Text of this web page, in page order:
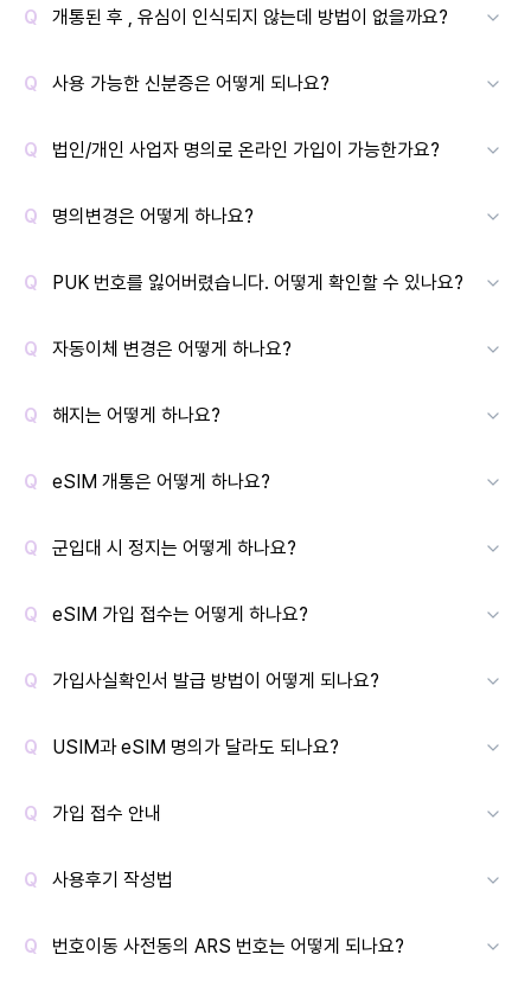
개통된 후 , 유심이 인식되지 않는데 방법이 없을까요?
사용 가능한 신분증은 어떻게 되나요?
법인/개인 사업자 명의로 온라인 가입이 가능한가요?
명의변경은 어떻게 하나요?
PUK 번호를 잃어버렸습니다. 어떻게 확인할 수 있나요?
자동이체 변경은 어떻게 하나요?
해지는 어떻게 하나요?
eSIM 개통은 어떻게 하나요?
군입대 시 정지는 어떻게 하나요?
eSIM 가입 접수는 어떻게 하나요?
가입사실확인서 발급 방법이 어떻게 되나요?
USIM과 eSIM 명의가 달라도 되나요?
가입 접수 안내
사용후기 작성법
번호이동 사전동의 ARS 번호는 어떻게 되나요?